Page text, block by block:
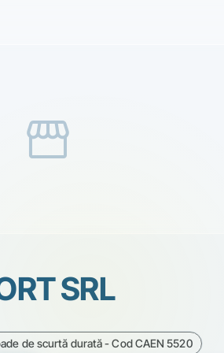
storefront
SRL
de scurtă durată - Cod CAEN 5520